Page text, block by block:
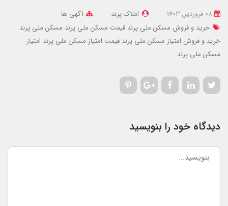
املاک پرند
آگهی ها
خرید و فروش مسکن ملی پرند قیمت مسکن ملی پرند مسکن ملی پرند
خرید و فروش امتیاز مسکن ملی پرند قیمت امتیاز مسکن ملی پرند امتیاز
مسکن ملی پرند
دیدگاه خود را بنویسید